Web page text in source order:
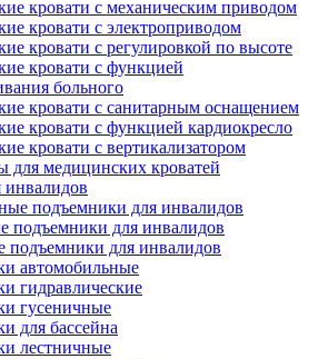
кровати с механическим приводом
кровати с электроприводом
кровати с регулировкой по высоте
кровати с функцией
больного
кровати с санитарным оснащением
кровати с функцией кардиокресло
кровати с вертикализатором
для медицинских кроватей
подъемники для инвалидов
подъемники для инвалидов
подъемники для инвалидов
автомобильные
гидравлические
гусеничные
для бассейна
лестничные